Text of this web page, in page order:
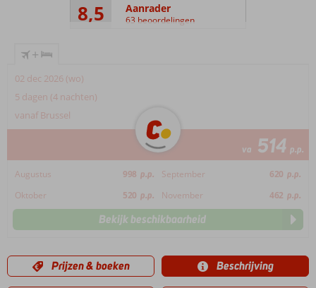
8,5 Aanrader
63 beoordelingen
+
02 dec 2026 (wo)
5 dagen (4 nachten)
vanaf Brussel
va 514 p.p.
Augustus 998 p.p. September 620 p.p.
Oktober
520 p.p. November 462 p.p.
Bekijk beschikbaarheid
Prijzen & boeken Beschrijving